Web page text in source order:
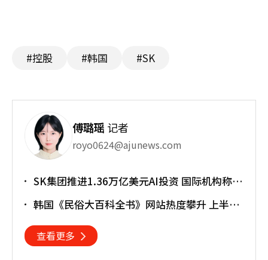
#控股 #韩国 #SK
傅璐瑶 记者
royo0624@ajunews.com
SK集团推进1.36万亿美元AI投资 国际机构称将
韩国《民俗大百科全书》网站热度攀升 上半年
查看更多